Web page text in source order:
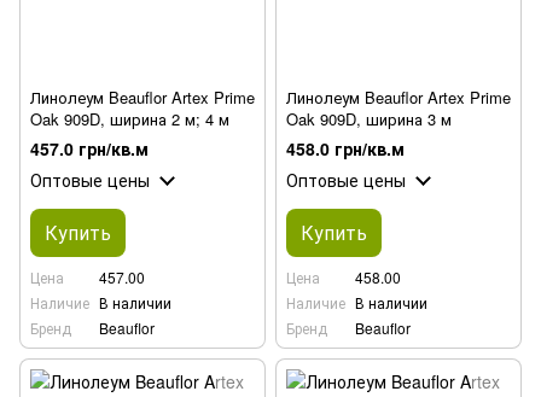
Линолеум Beauflor Artex Prime
Oak 909D, ширина 2 м; 4 м
457.0 грн/кв.м
Оптовые цены
Купить
Цена
457.00
Наличие В наличии
Бренд
Beauflor
Линолеум Beauflor Artex Prime
Oak 909D, ширина 3 м
458.0 грн/кв.м
Оптовые цены
Купить
Цена
458.00
Наличие В наличии
Бренд
Beauflor